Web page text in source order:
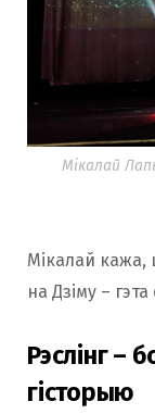
Мікалай
Мікалай кажа,
на Дзіму – гэта
Рэслінг –
гісторыю